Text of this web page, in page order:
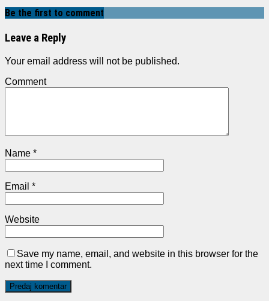
Be the first to comment
Leave a Reply
Your email address will not be published.
Comment
Name *
Email *
Website
Save my name, email, and website in this browser for the
next time I comment.